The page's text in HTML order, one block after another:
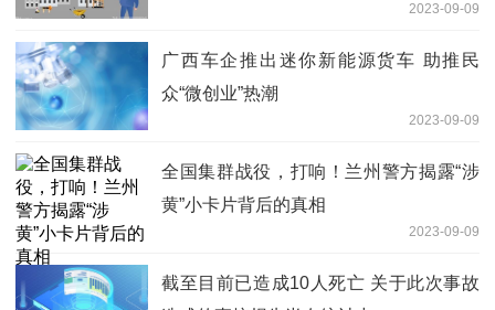
2023-09-09
广西车企推出迷你新能源货车 助推民
众“微创业”热潮
2023-09-09
全国集群战役，打响！兰州警方揭露“涉
黄”小卡片背后的真相
2023-09-09
截至目前已造成10人死亡 关于此次事故